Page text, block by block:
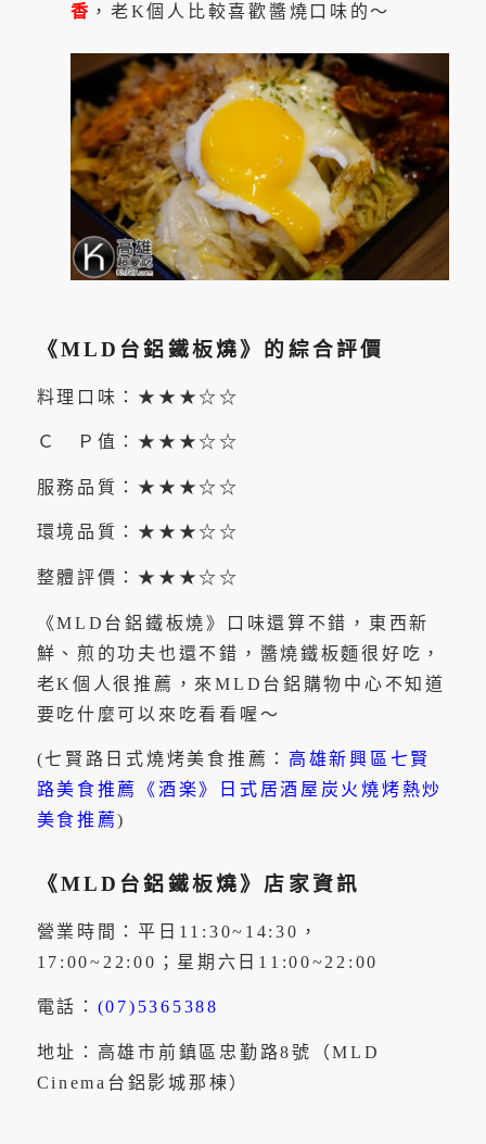
香 ，老K個人比較喜歡醬燒口味的～
《MLD台鋁鐵板燒》的綜合評價
料理口味：★★★☆☆
Ｃ Ｐ值：★★★☆☆
服務品質：★★★☆☆
環境品質：★★★☆☆
整體評價：★★★☆☆
《MLD台鋁鐵板燒》口味還算不錯，東西新
鮮、煎的功夫也還不錯，醬燒鐵板麵很好吃，
老K個人很推薦，來MLD台鋁購物中心不知道
要吃什麼可以來吃看看喔～
(七賢路日式燒烤美食推薦： 高雄新興區七賢
路美食推薦《酒楽》日式居酒屋炭火燒烤熱炒
美食推薦)
《MLD台鋁鐵板燒》店家資訊
營業時間：平日11:30~14:30，
17:00~22:00；星期六日11:00~22:00
電話： (07)5365388
地址：高雄市前鎮區忠勤路8號（MLD
Cinema台鋁影城那棟）